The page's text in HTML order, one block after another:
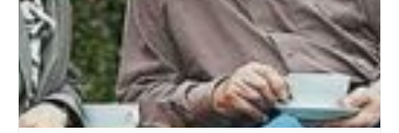
Bildquelle Pixabay Free